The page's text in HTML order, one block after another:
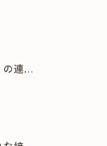
気導術とリハビリの連携で促す早期回復法